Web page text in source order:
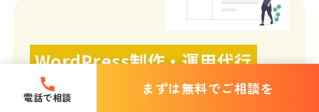
WordPress制作・運用代行
WordPressを中心としたCMS対応しているWebサイト
電話で相談
まずは無料でご相談を